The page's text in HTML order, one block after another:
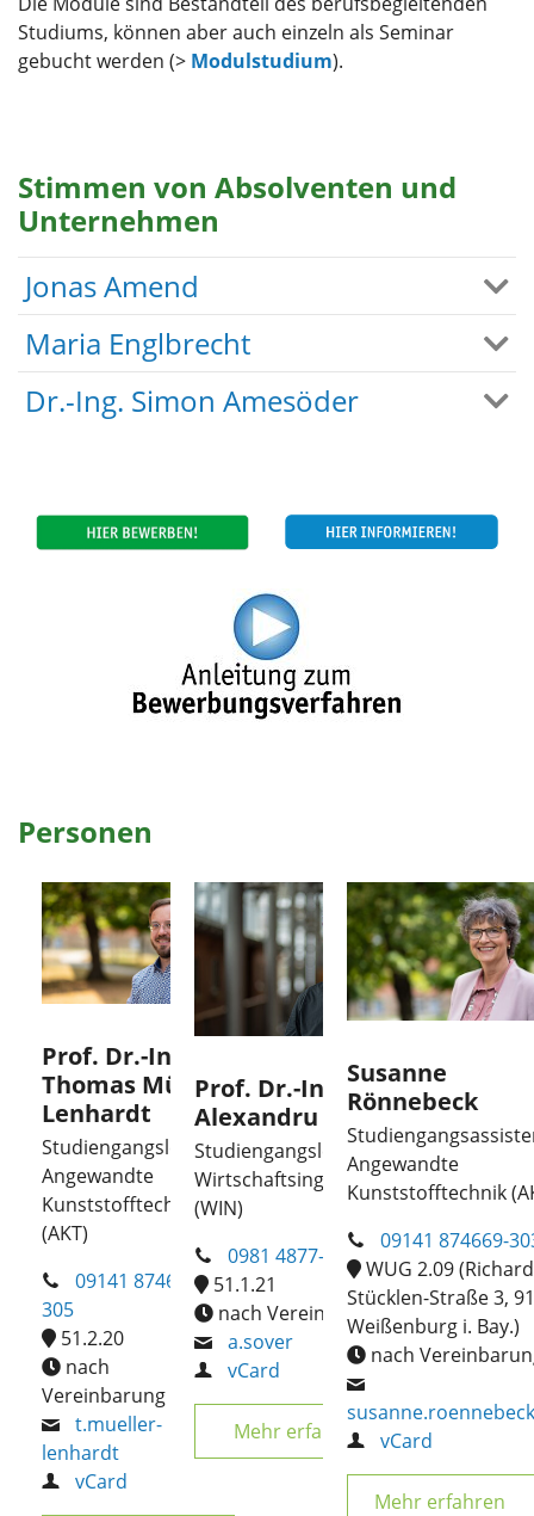
Studiums, können aber auch einzeln als Seminar
gebucht werden (> Modulstudium).
Stimmen von Absolventen und
Unternehmen
Jonas Amend
Maria Englbrecht
Dr.-Ing. Simon Amesöder
Personen
Prof. Dr.-Ing.
Thomas Müller-
Lenhardt
Studiengangsleiter
Angewandte
Kunststofftechnik
(AKT)
09141 874669-
305
51.2.20
nach
Vereinbarung
t.mueller-
lenhardt
vCard
Prof. Dr.-Ing.
Alexandru Sover
Studiengangsleiter Master
Wirtschaftsingenieurwesen
(WIN)
0981 4877-527
51.1.21
nach Vereinbarung
a.sover
vCard
Mehr erfahren
Susanne
Rönnebeck
Angewandte
Kunststofftechnik
09141 874669-
WUG 2.09
Stücklen-Straße 3,
Weißenburg i. Bay.)
nach
susanne.roennebeck
vCard
Mehr erfahren